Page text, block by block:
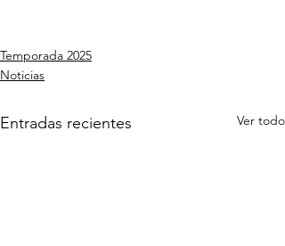
Temporada 2025
Noticias
Entradas recientes Ver todo